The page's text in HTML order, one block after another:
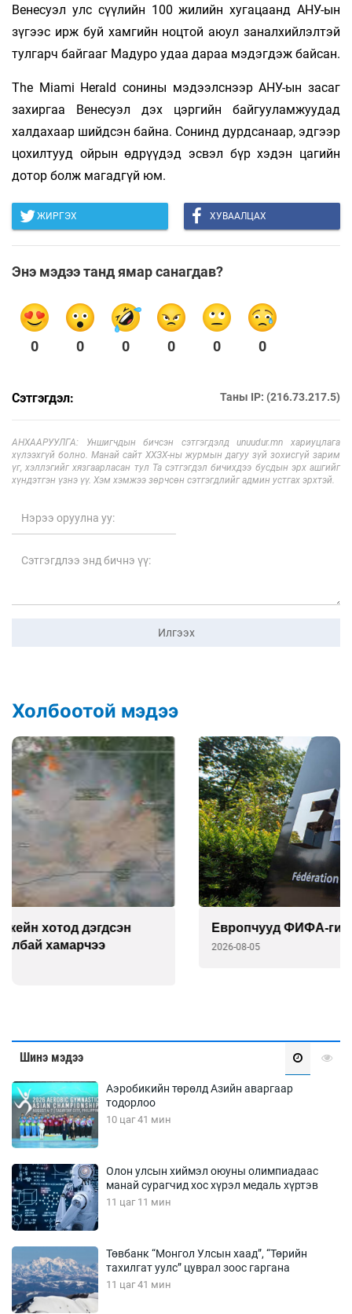
Венесуэл улс сүүлийн 100 жилийн хугацаанд АНУ-ын
зүгээс ирж буй хамгийн ноцтой аюул заналхийлэлтэй
тулгарч байгааг Мадуро удаа дараа мэдэгдэж байсан.
The Miami Herald сонины мэдээлснээр АНУ-ын засаг
захиргаа Венесуэл дэх цэргийн байгууламжуудад
халдахаар шийдсэн байна. Сонинд дурдсанаар, эдгээр
цохилтууд ойрын өдрүүдэд эсвэл бүр хэдэн цагийн
дотор болж магадгүй юм.
ЖИРГЭХ ХУВААЛЦАХ
Энэ мэдээ танд ямар санагдав?
0 0 0 0 0 0
Сэтгэгдэл: Таны IP: (216.73.217.5)
АНХААРУУЛГА: Уншигчдын бичсэн сэтгэгдэлд unuudur.mn хариуцлага
хүлээхгүй болно. Манай сайт ХХЗХ-ны журмын дагуу зүй зохисгүй зарим
үг, хэллэгийг хязгаарласан тул Та сэтгэгдэл бичихдээ бусдын эрх ашгийг
хүндэтгэн үзнэ үү. Хэм хэмжээ зөрчсөн сэтгэгдлийг админ устгах эрхтэй.
Илгээх
Холбоотой мэдээ
Европчууд ФИФА-гийн боссын эсрэг
2026-08-05
Шинэ мэдээ
Аэробикийн төрөлд Азийн аваргаар
тодорлоо
10 цаг 41 мин
Олон улсын хиймэл оюуны олимпиадаас
манай сурагчид хос хүрэл медаль хүртэв
11 цаг 11 мин
Төвбанк “Монгол Улсын хаад”, “Төрийн
тахилгат уулс” цуврал зоос гаргана
11 цаг 41 мин